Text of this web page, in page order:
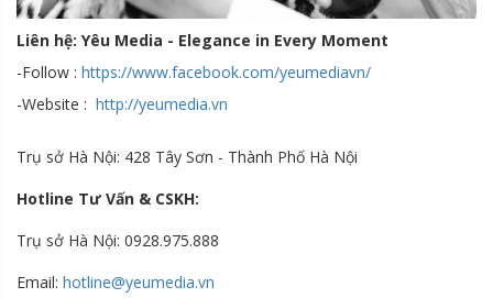
Liên hệ: Yêu Media - Elegance in Every Moment
-Follow : https://www.facebook.com/yeumediavn/
-Website : http://yeumedia.vn
Trụ sở Hà Nội: 428 Tây Sơn - Thành Phố Hà Nội
Hotline Tư Vấn & CSKH:
Trụ sở Hà Nội: 0928.975.888
Email: hotline@yeumedia.vn